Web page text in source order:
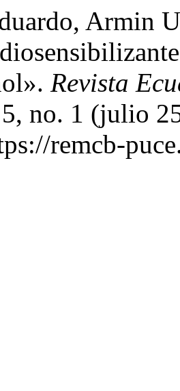
Armin
Revista
5, no. 1 (julio
remcb-